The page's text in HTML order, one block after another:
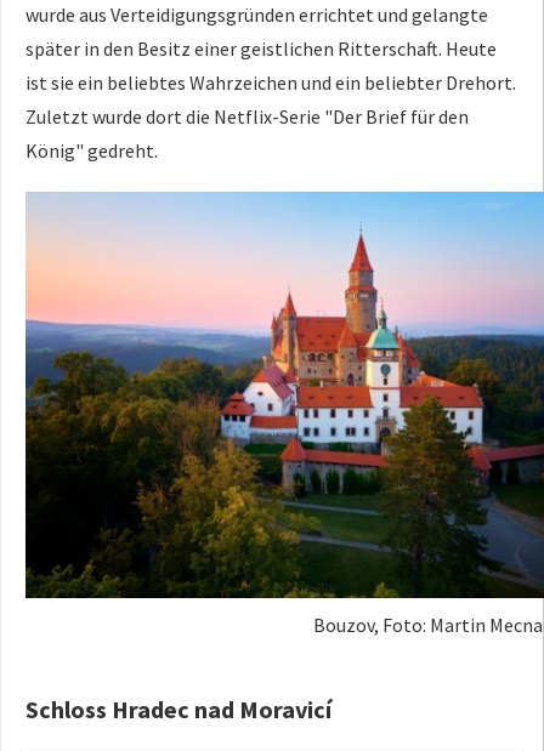
wurde aus Verteidigungsgründen errichtet und gelangte
später in den Besitz einer geistlichen Ritterschaft. Heute
ist sie ein beliebtes Wahrzeichen und ein beliebter Drehort.
Zuletzt wurde dort die Netflix-Serie "Der Brief für den
König" gedreht.
Bouzov, Foto: Martin
Schloss Hradec nad Moravicí